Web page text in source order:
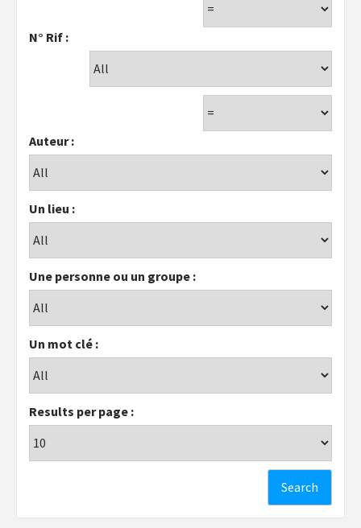
N° Rif :
Auteur :
Un lieu :
Une personne ou un groupe :
Un mot clé :
Results per page :